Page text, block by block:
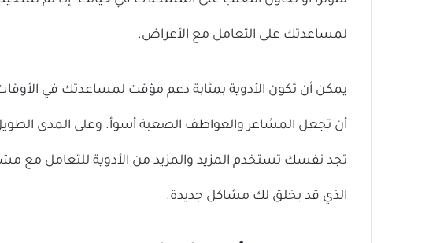
لمساعدتك على التعامل مع الأعراض.
يمكن أن تكون الأدوية بمثابة دعم مؤقت لمساعدتك في
أن تجعل المشاعر والعواطف الصعبة أسوأ. وعلى المدى
تجد نفسك تستخدم المزيد والمزيد من الأدوية للتعامل مع
الذي قد يخلق لك مشاكل جديدة.